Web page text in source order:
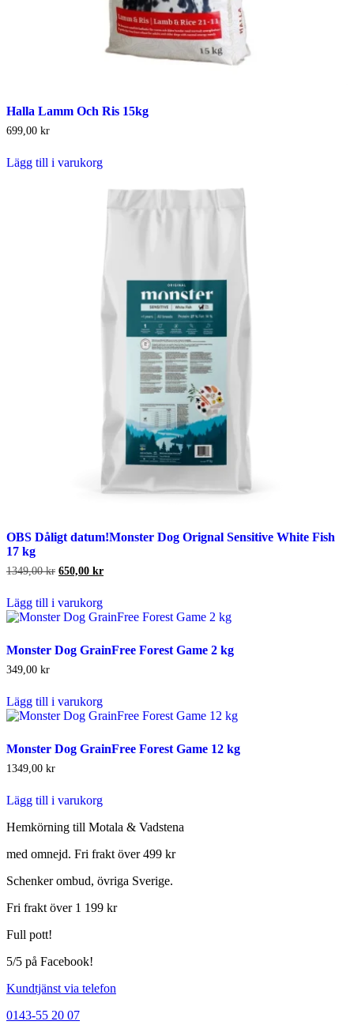
Halla Lamm Och Ris 15kg
699,00 kr
Lägg till i varukorg
OBS Dåligt datum!Monster Dog Orignal Sensitive White Fish
17 kg
1349,00kr Det
priset
var:
1349,00 kr.
650,00 krDet
650,00 kr.
Lägg till i varukorg
Monster Dog GrainFree Forest Game 2 kg
349,00 kr
Lägg till i varukorg
Monster Dog GrainFree Forest Game 12 kg
1349,00 kr
Lägg till i varukorg
Hemkörning till Motala & Vadstena
med omnejd. Fri frakt över 499 kr
Schenker ombud, övriga Sverige.
Fri frakt över 1 199 kr
Full pott!
5/5 på Facebook!
Kundtjänst via telefon
0143-55 20 07